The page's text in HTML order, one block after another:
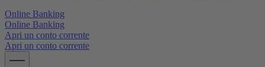
Online Banking
Online Banking
Apri un conto corrente
Apri un conto corrente